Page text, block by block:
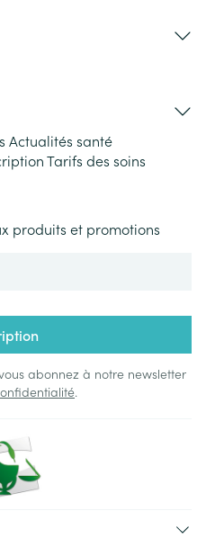
Actualités santé
Tarifs des soins
produits et promotions
abonnez à notre newsletter
.